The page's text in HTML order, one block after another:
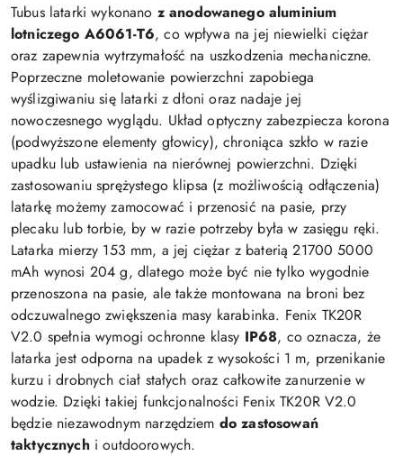
Tubus latarki wykonano z anodowanego aluminium
lotniczego A6061-T6, co wpływa na jej niewielki ciężar
oraz zapewnia wytrzymałość na uszkodzenia mechaniczne.
Poprzeczne moletowanie powierzchni zapobiega
wyślizgiwaniu się latarki z dłoni oraz nadaje jej
nowoczesnego wyglądu. Układ optyczny zabezpiecza korona
(podwyższone elementy głowicy), chroniąca szkło w razie
upadku lub ustawienia na nierównej powierzchni. Dzięki
zastosowaniu sprężystego klipsa (z możliwością odłączenia)
latarkę możemy zamocować i przenosić na pasie, przy
plecaku lub torbie, by w razie potrzeby była w zasięgu ręki.
Latarka mierzy 153 mm, a jej ciężar z baterią 21700 5000
mAh wynosi 204 g, dlatego może być nie tylko wygodnie
przenoszona na pasie, ale także montowana na broni bez
odczuwalnego zwiększenia masy karabinka. Fenix TK20R
V2.0 spełnia wymogi ochronne klasy IP68, co oznacza, że
latarka jest odporna na upadek z wysokości 1 m, przenikanie
kurzu i drobnych ciał stałych oraz całkowite zanurzenie w
wodzie. Dzięki takiej funkcjonalności Fenix TK20R V2.0
będzie niezawodnym narzędziem do zastosowań
taktycznych i outdoorowych.